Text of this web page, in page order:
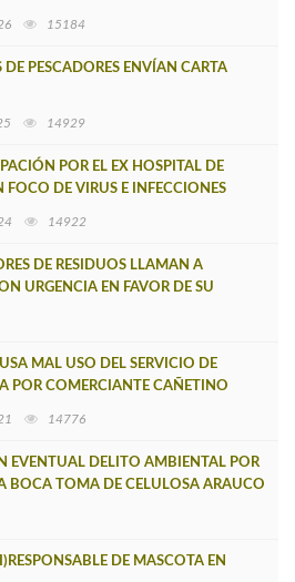
15184
DE PESCADORES ENVÍAN CARTA
14929
POR EL EX HOSPITAL DE
FOCO DE VIRUS E INFECCIONES
14922
DE RESIDUOS LLAMAN A
URGENCIA EN FAVOR DE SU
MAL USO DEL SERVICIO DE
POR COMERCIANTE CAÑETINO
14776
EVENTUAL DELITO AMBIENTAL POR
BOCA TOMA DE CELULOSA ARAUCO
DE MASCOTA EN